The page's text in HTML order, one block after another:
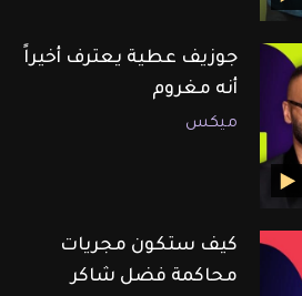
جوزيف عطية يعترف أخيراً
أنه مغروم
ميكس
كيف ستكون مجريات
محاكمة فضل شاكر